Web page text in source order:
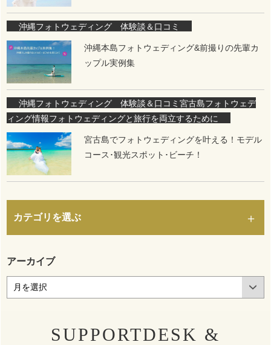
沖縄フォトウェディング 体験談＆口コミ
沖縄本島フォトウェディング&前撮りの先輩カ
ップル実例集
沖縄フォトウェディング 体験談＆口コミ宮古島フォトウェデ
ィング情報フォトウェディングと旅行を両立するために
宮古島でフォトウェディングを叶える！モデル
コース･観光スポット･ビーチ！
カテゴリを選ぶ
アーカイブ
SUPPORTDESK &